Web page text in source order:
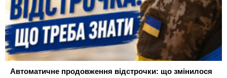
Автоматичне продовження відстрочки: що змінилося